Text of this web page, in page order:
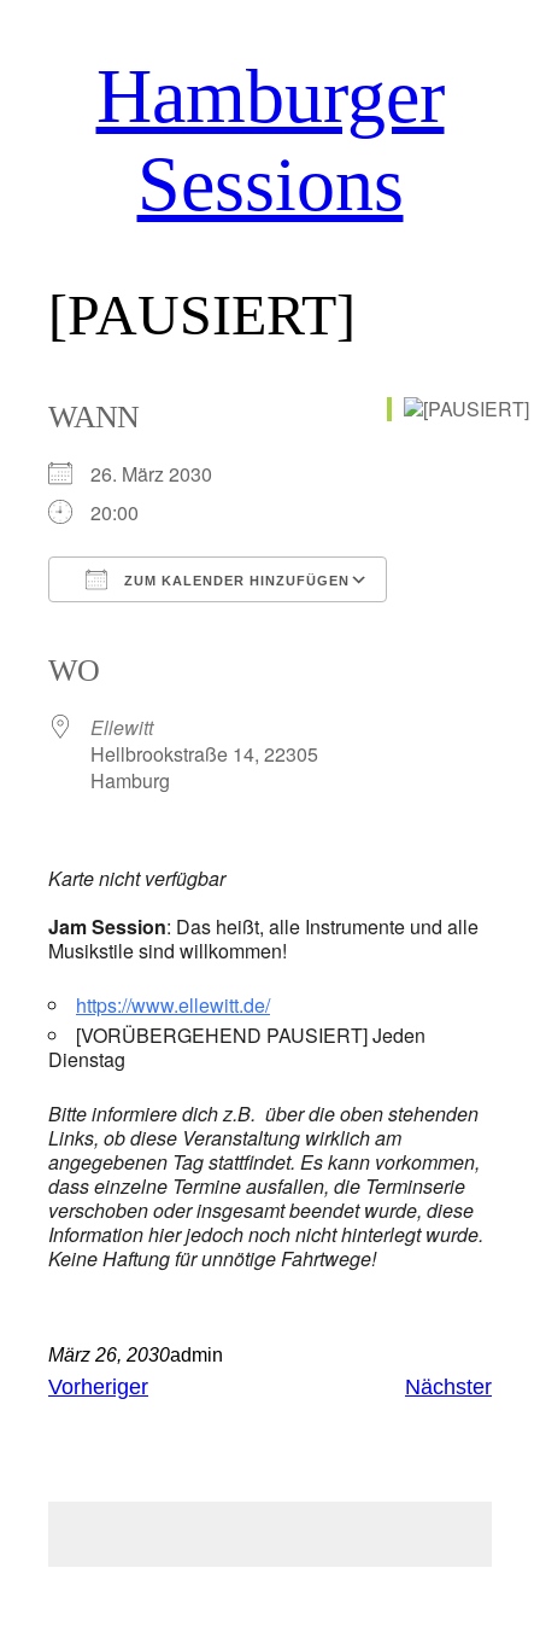
Hamburger
Sessions
[PAUSIERT]
WANN
26. März 2030
20:00
ZUM KALENDER HINZUFÜGEN
WO
Ellewitt
Hellbrookstraße 14, 22305
Hamburg
Karte nicht verfügbar
Jam Session: Das heißt, alle Instrumente und alle
Musikstile sind willkommen!
https://www.ellewitt.de/
[VORÜBERGEHEND PAUSIERT] Jeden
Dienstag
Bitte informiere dich z.B. über die oben stehenden
Links, ob diese Veranstaltung wirklich am
angegebenen Tag stattfindet. Es kann vorkommen,
dass einzelne Termine ausfallen, die Terminserie
verschoben oder insgesamt beendet wurde, diese
Information hier jedoch noch nicht hinterlegt wurde.
Keine Haftung für unnötige Fahrtwege!
März 26, 2030admin
Vorheriger Nächster